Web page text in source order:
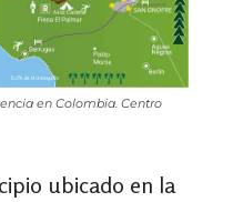
en Colombia. Centro
ubicado en la